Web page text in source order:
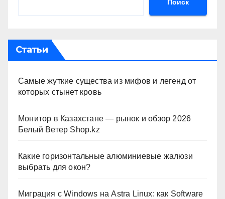
Поиск
Статьи
Самые жуткие существа из мифов и легенд от
которых стынет кровь
Монитор в Казахстане — рынок и обзор 2026
Белый Ветер Shop.kz
Какие горизонтальные алюминиевые жалюзи
выбрать для окон?
Миграция с Windows на Astra Linux: как Software